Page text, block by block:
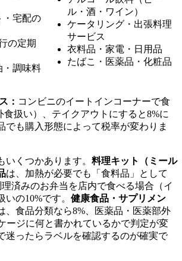
・宅配の
の定期
・調味料
ル・酒・ワイン）
ケータリング・出張料理
サービス
衣料品・家電・日用品
たばこ・医薬品・化粧品
： コンビニのイートインコーナーで食
食扱い）、テイクアウトにすると8%に
でも購入形態によって税率が変わりま
いくつかあります。 料理キット（ミール
は、加熱が必要でも「食料品」として
済みのお弁当を店内で食べる場合（イ
の10%です。 健康食品・サプリメン
、食品分類なら8%、医薬品・医薬部外
ージに何と書かれているかで判定が変
迷ったらラベルを確認するのが確実で